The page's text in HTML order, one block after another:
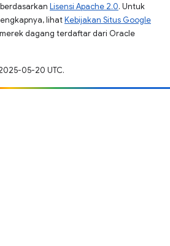
Lisensi Apache 2.0. Untuk
lihatKebijakan Situs Google
dagang terdaftar dari Oracle
05-20 UTC.